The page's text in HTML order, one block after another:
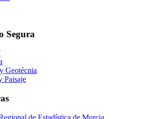
Segura
Geotécnia
Paisaje